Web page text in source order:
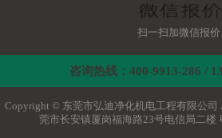
扫一扫加微信报价
咨询热线：400-9913-286 /
Copyright © 东莞市弘迪净化机电工程有限公司
莞市长安镇厦岗福海路23号电信局二楼